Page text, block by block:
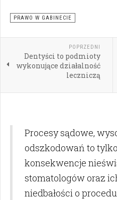
PRAWO W GABINECIE
POPRZEDNI
Dentyści to podmioty
wykonujące działalność
leczniczą
Procesy sądowe,
odszkodowań to
konsekwencje
stomatologów oraz
niedbałości o